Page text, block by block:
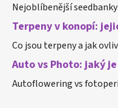
Nejoblíbenější
Terpeny v konopí:
Co jsou terpeny a jak
Auto vs Photo: jaký
Autoflowering vs